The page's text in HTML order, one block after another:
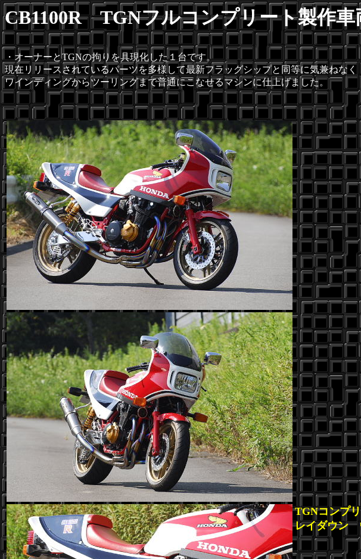
CB1100R TGNフルコンプリート製作車
・オーナーとTGNの拘りを具現化した１台です。
現在リリースされているパーツを多様して最新フラッグシップと同等に気兼ねなく
ワインディングからツーリングまで普通にこなせるマシンに仕上げました。
TGNコンプ
レイダウン